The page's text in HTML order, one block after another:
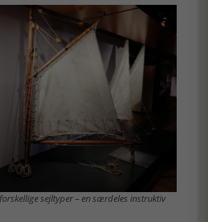
sejltyper – en særdeles instruktiv